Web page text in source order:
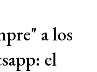
a los
el